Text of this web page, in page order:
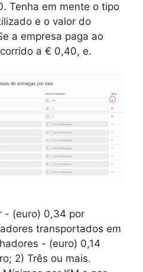
Tenha em mente o tipo
e o valor do
a empresa paga ao
a € 0,40, e.
- (euro) 0,34 por
transportados em
- (euro) 0,14
2) Três ou mais.